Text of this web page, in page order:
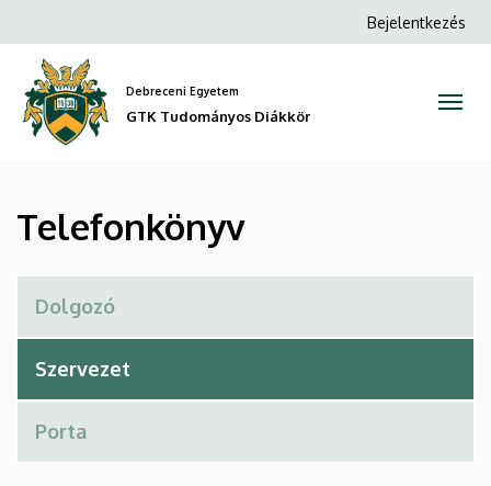
GTK
Tudományos
Diákkör
a
tartalomra
Anonim
Bejelentkezés
Debreceni Egyetem
GTK Tudományos Diákkör
Telefonkönyv